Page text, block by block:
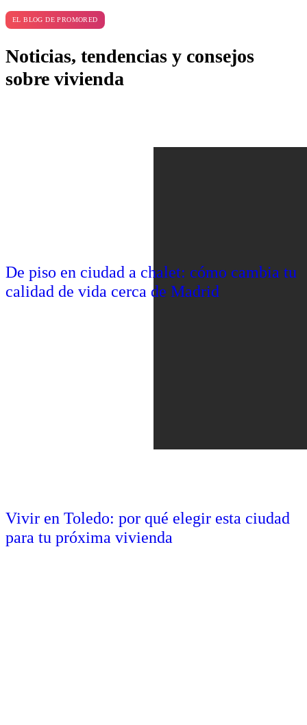
EL BLOG DE PROMORED
Noticias, tendencias y consejos
sobre vivienda
De piso en ciudad a chalet: cómo cambia tu
calidad de vida cerca de Madrid
Vivir en Toledo: por qué elegir esta ciudad
para tu próxima vivienda